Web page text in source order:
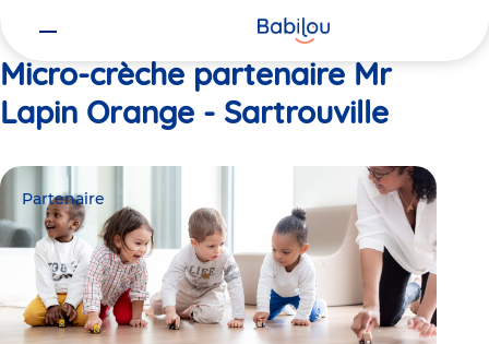
Micro-crèche partenaire Mr
Lapin Orange - Sartrouville
Partenaire